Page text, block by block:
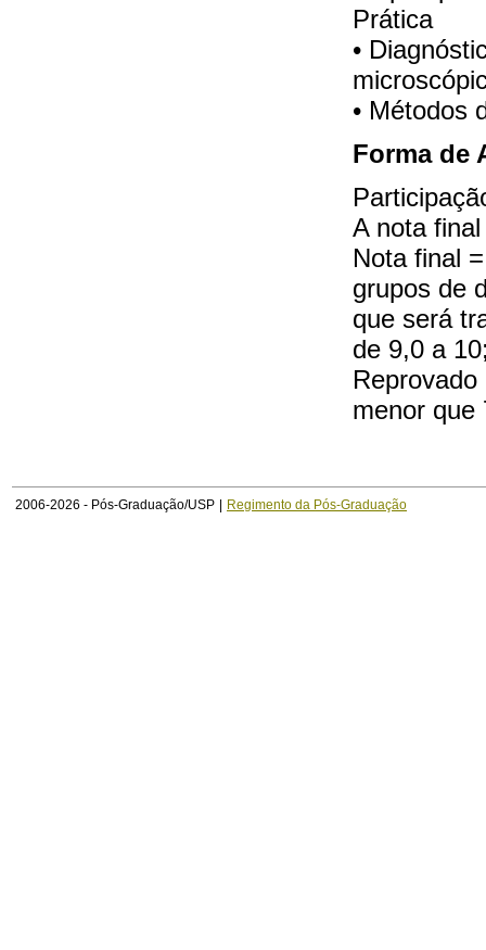
2006-2026 - Pós-Graduação/USP Regimento da Pós-Graduação